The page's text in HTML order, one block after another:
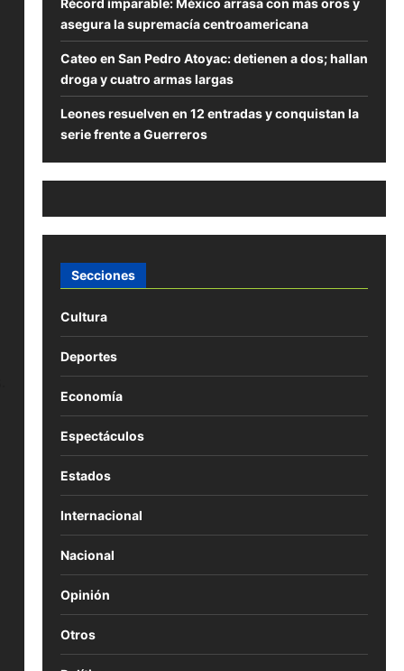
asegura la supremacía centroamericana
Cateo en San Pedro Atoyac: detienen a dos; hallan
droga y cuatro armas largas
Leones resuelven en 12 entradas y conquistan la
serie frente a Guerreros
Secciones
Cultura
Deportes
Economía
Espectáculos
Estados
Internacional
Nacional
Opinión
Otros